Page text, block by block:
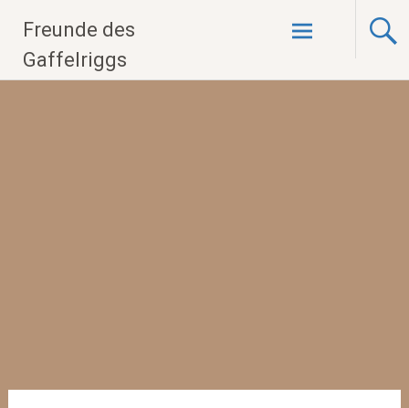
Inhalt
springen
Freunde des
Gaffelriggs